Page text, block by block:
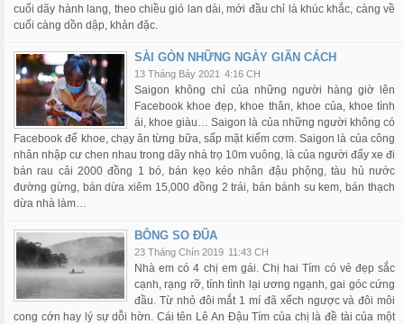
cuối dãy hành lang, theo chiều gió lan dài, mới đầu chỉ là khúc khắc, càng về
cuối càng dồn dập, khản đặc.
SÀI GÒN NHỮNG NGÀY GIÃN CÁCH
13 Tháng Bảy 2021 4:16 CH
Saigon không chỉ của những người hàng giờ lên
Facebook khoe đẹp, khoe thân, khoe của, khoe tình
ái, khoe giàu… Saigon là của những người không có
Facebook để khoe, chạy ăn từng bữa, sấp mặt kiếm cơm. Saigon là của công
nhân nhập cư chen nhau trong dãy nhà trọ 10m vuông, là của người đẩy xe đi
bán rau cải 2000 đồng 1 bó, bán kẹo kéo nhân đậu phộng, tàu hủ nước
đường gừng, bán dừa xiêm 15,000 đồng 2 trái, bán bánh su kem, bán thạch
dừa nhà làm…
BÔNG SO ĐŨA
23 Tháng Chín 2019 11:43 CH
Nhà em có 4 chị em gái. Chị hai Tím có vẻ đẹp sắc
cạnh, rạng rỡ, tính tình lại ương ngạnh, gai góc cứng
đầu. Từ nhỏ đôi mắt 1 mí đã xếch ngược và đôi môi
cong cớn hay lý sự dỗi hờn. Cái tên Lê An Đậu Tím của chị là đề tài của một